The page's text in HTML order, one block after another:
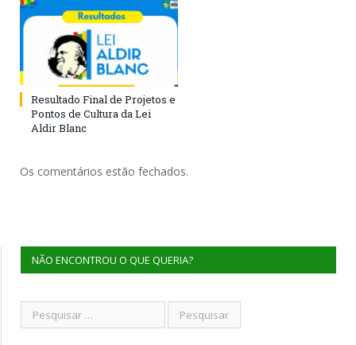
Resultado Final de Projetos e
Pontos de Cultura da Lei
Aldir Blanc
Os comentários estão fechados.
NÃO ENCONTROU O QUE QUERIA?